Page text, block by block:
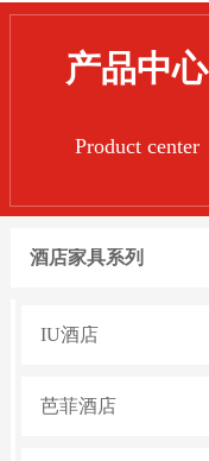
产品中心
Product center
酒店家具系列
IU酒店
芭菲酒店